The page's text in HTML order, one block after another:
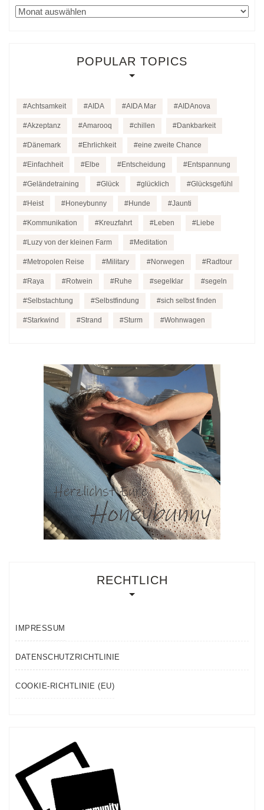
Archiv
POPULAR TOPICS
Achtsamkeit AIDA AIDA Mar AIDAnova
Akzeptanz Amarooq chillen Dankbarkeit
Dänemark Ehrlichkeit eine zweite Chance
Einfachheit Elbe Entscheidung Entspannung
Geländetraining Glück glücklich Glücksgefühl
Heist Honeybunny Hunde Jaunti
Kommunikation Kreuzfahrt Leben Liebe
Luzy von der kleinen Farm Meditation
Metropolen Reise Military Norwegen Radtour
Raya Rotwein Ruhe segelklar segeln
Selbstachtung Selbstfindung sich selbst finden
Starkwind Strand Sturm Wohnwagen
RECHTLICH
IMPRESSUM
DATENSCHUTZRICHTLINIE
COOKIE-RICHTLINIE (EU)